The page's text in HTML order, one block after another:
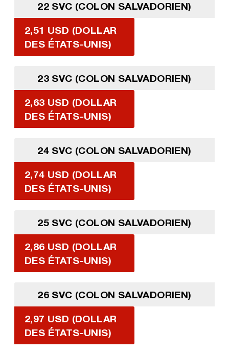
22 SVC (COLON SALVADORIEN)
2,51 USD (DOLLAR
DES ÉTATS-UNIS)
23 SVC (COLON SALVADORIEN)
2,63 USD (DOLLAR
DES ÉTATS-UNIS)
24 SVC (COLON SALVADORIEN)
2,74 USD (DOLLAR
DES ÉTATS-UNIS)
25 SVC (COLON SALVADORIEN)
2,86 USD (DOLLAR
DES ÉTATS-UNIS)
26 SVC (COLON SALVADORIEN)
2,97 USD (DOLLAR
DES ÉTATS-UNIS)